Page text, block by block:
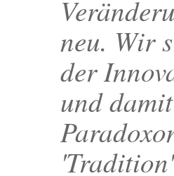
neu. Wir
der
und